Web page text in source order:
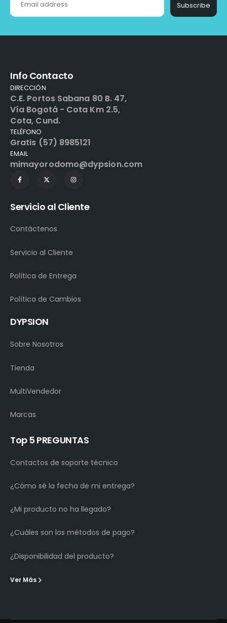
Subscribe
Info Contacto
DIRECCIÓN
C.E. Portos Sabana 80 B. 47,
Vía Bogotá - Cota Km 2.5,
Cota, Cund.
TELÉFONO
Gratis (57) 8985121
EMAIL
mimayorodomo@dypsion.com
Servicio al Cliente
Contáctenos
Servicio al Cliente
Política de Entrega
Política de Cambios
DYPSION
Sobre Nosotros
Tienda
MultiVendedor
Marcas
Top 5 PREGUNTAS
Contactos de soporte técnico
¿Cómo sé la fecha de mi entrega?
¿Mi producto no ha llegado?
¿Cuáles son los métodos de pago?
¿Disponibilidad del producto?
Ver Más